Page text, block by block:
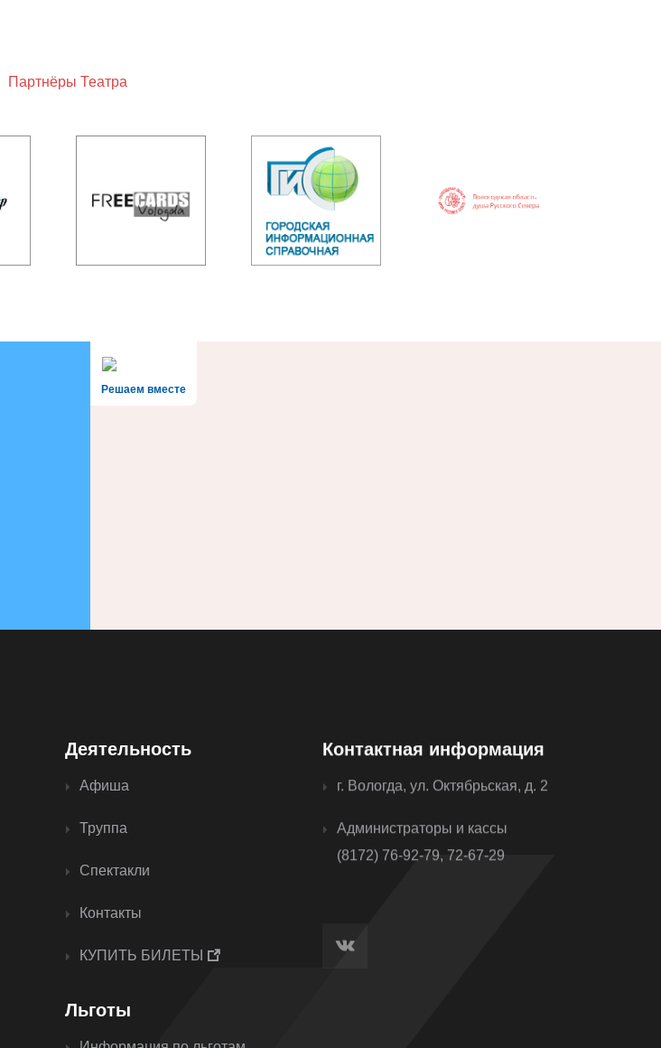
Партнёры Театра
Решаем вместе
Деятельность
Афиша
Труппа
Спектакли
Контакты
КУПИТЬ БИЛЕТЫ
Льготы
Контактная информация
г. Вологда, ул. Октябрьская, д. 2
Администраторы и кассы
(8172) 76-92-79, 72-67-29